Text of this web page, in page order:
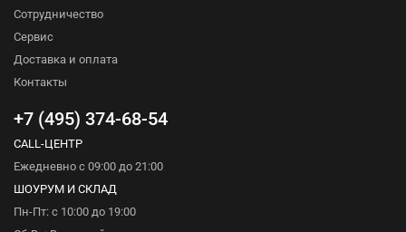
Сотрудничество
Сервис
Доставка и оплата
Контакты
+7 (495) 374-68-54
CALL-ЦЕНТР
Ежедневно с 09:00 до 21:00
ШОУРУМ И СКЛАД
Пн-Пт: с 10:00 до 19:00